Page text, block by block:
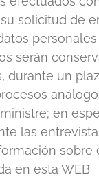
solicitud de
serán
durante un
en
las
sobre
en esta WEB